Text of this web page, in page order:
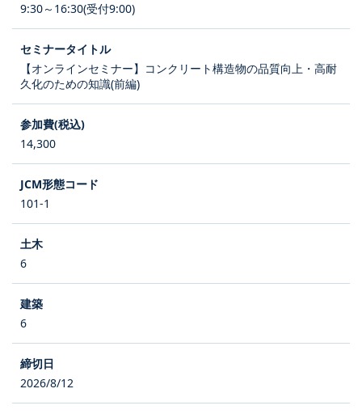
9:30～16:30(受付9:00)
【オンラインセミナー】コンクリート構造物の品質向上・高耐
久化のための知識(前編)
14,300
101-1
6
6
2026/8/12